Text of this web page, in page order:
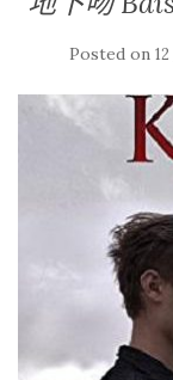
Posted on